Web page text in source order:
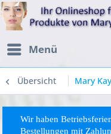
Menü
Übersicht Mary
Wir haben
Bestellungen mit